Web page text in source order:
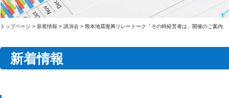
トップページ > 新着情報 > 講演会 > 熊本地震復興リレートーク「その時経営者は」開催のご案内
新着情報